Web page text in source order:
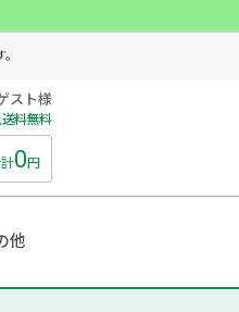
スト様
料無料
0円
他